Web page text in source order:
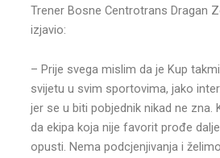
Trener Bosne Centrotrans Dragan
izjavio:
– Prije svega mislim da je Kup
svijetu u svim sportovima, jako
jer se u biti pobjednik nikad ne zna.
da ekipa koja nije favorit prođe
opusti. Nema podcjenjivanja i